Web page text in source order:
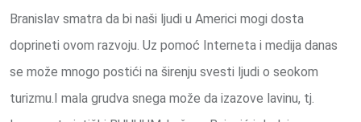
Branislav smatra da bi naši ljudi u Americi mogi dosta
doprineti ovom razvoju. Uz pomoć Interneta i medija danas
se može mnogo postići na širenju svesti ljudi o seokom
turizmu.I mala grudva snega može da izazove lavinu, tj.